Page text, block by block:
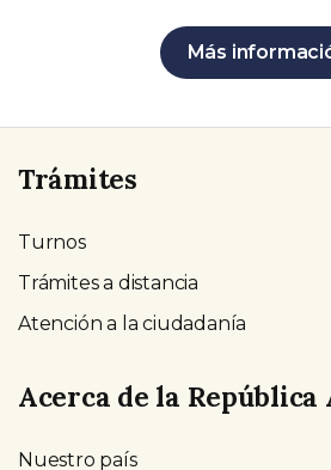
Más
Trámites
Turnos
Trámites a distancia
Atención a la ciudadanía
Acerca de la
Nuestro país